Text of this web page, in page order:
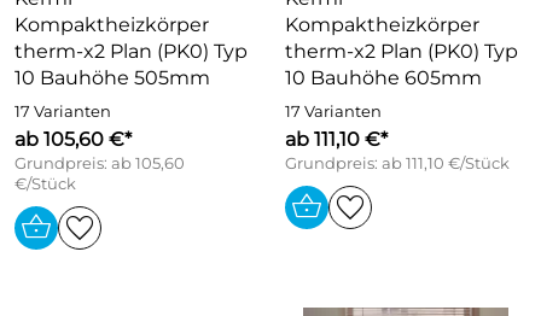
Kompaktheizkörper
therm-x2 Plan (PK0) Typ
10 Bauhöhe 505mm
17 Varianten
ab 105,60 €*
Grundpreis: ab 105,60
€/Stück
Kompaktheizkörper
therm-x2 Plan (PK0) Typ
10 Bauhöhe 605mm
17 Varianten
ab 111,10 €*
Grundpreis: ab 111,10 €/Stück